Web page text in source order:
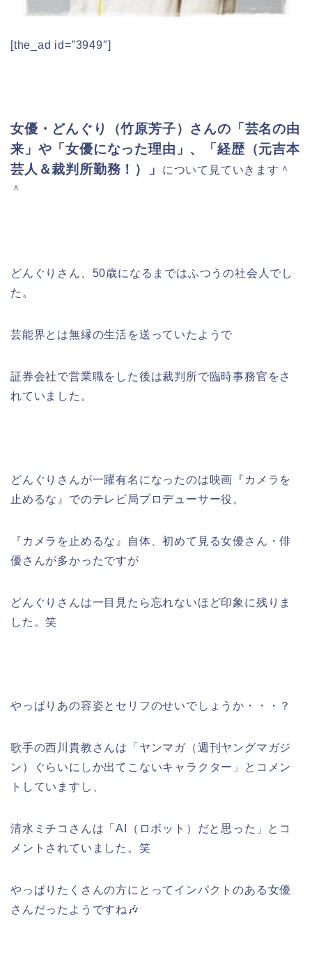
[the_ad id=”3949″]
女優・どんぐり（竹原芳子）さんの「芸名の由
来」や「女優になった理由」、「経歴（元吉本
芸人＆裁判所勤務！）」
について見ていきます＾
＾
どんぐりさん、50歳になるまではふつうの社会人でし
た。
芸能界とは無縁の生活を送っていたようで
証券会社で営業職をした後は裁判所で臨時事務官をさ
れていました。
どんぐりさんが一躍有名になったのは映画『カメラを
止めるな』でのテレビ局プロデューサー役。
『カメラを止めるな』自体、初めて見る女優さん・俳
優さんが多かったですが
どんぐりさんは一目見たら忘れないほど印象に残りま
した。笑
やっぱりあの容姿とセリフのせいでしょうか・・・？
歌手の西川貴教さんは「ヤンマガ（週刊ヤングマガジ
ン）ぐらいにしか出てこないキャラクター」とコメン
トしていますし、
清水ミチコさんは「AI（ロボット）だと思った」とコ
メントされていました。笑
やっぱりたくさんの方にとってインパクトのある女優
さんだったようですね🎶